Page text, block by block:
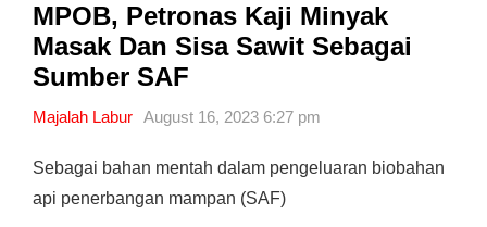
MPOB, Petronas Kaji Minyak
Masak Dan Sisa Sawit Sebagai
Sumber SAF
Majalah Labur August 16, 2023 6:27 pm
Sebagai bahan mentah dalam pengeluaran biobahan
api penerbangan mampan (SAF)